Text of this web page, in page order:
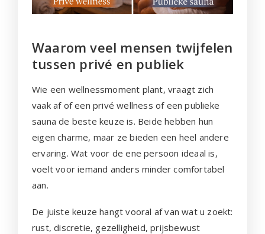
Waarom veel mensen twijfelen
tussen privé en publiek
Wie een wellnessmoment plant, vraagt zich
vaak af of een privé wellness of een publieke
sauna de beste keuze is. Beide hebben hun
eigen charme, maar ze bieden een heel andere
ervaring. Wat voor de ene persoon ideaal is,
voelt voor iemand anders minder comfortabel
aan.
De juiste keuze hangt vooral af van wat u zoekt:
rust, discretie, gezelligheid, prijsbewust